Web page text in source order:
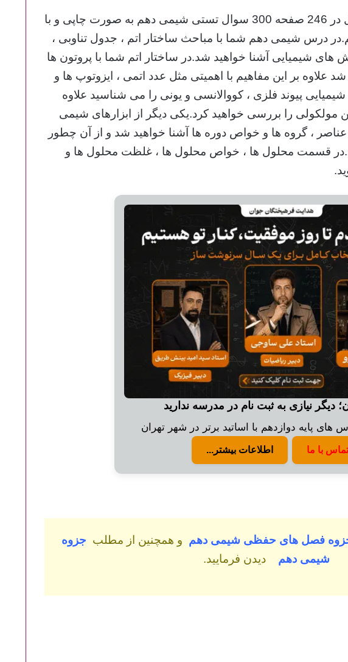
در این فایل در 246 صفحه 300 سوال تستی شیمی دهم به صورت چاپی و با
درس شیمی دهم شما با مباحث ساختار اتم ، جدول تناوبی ،
های شیمیایی آشنا خواهید شد.در ساختار اتم شما با پروتون ها
شد علاوه بر این مفاهیم با اهمیتی مثل عدد اتمی ، ایزوتوپ ها و
پیوند فلزی ، کووالانسی و یونی را می شناسید علاوه
مولکولی را بررسی خواهید کرد.یکی دیگر از ابزارهای شیمی
، گروه ها و خواص دوره ها آشنا خواهید شد و از آن چطور
قسمت محلول ها ، خواص محلول ها ، غلظت محلول ها و
دیگر نیازی به ثبت نام در مدرسه ندارید
های پایه دوازدهم با اساتید برتر در شهر تهران
با ما اطلاعات بیشتر...
فصل های حفظی شیمی دهم و همچنین از مطلب جزوه
شیمی دهمدیدن فرمایید.